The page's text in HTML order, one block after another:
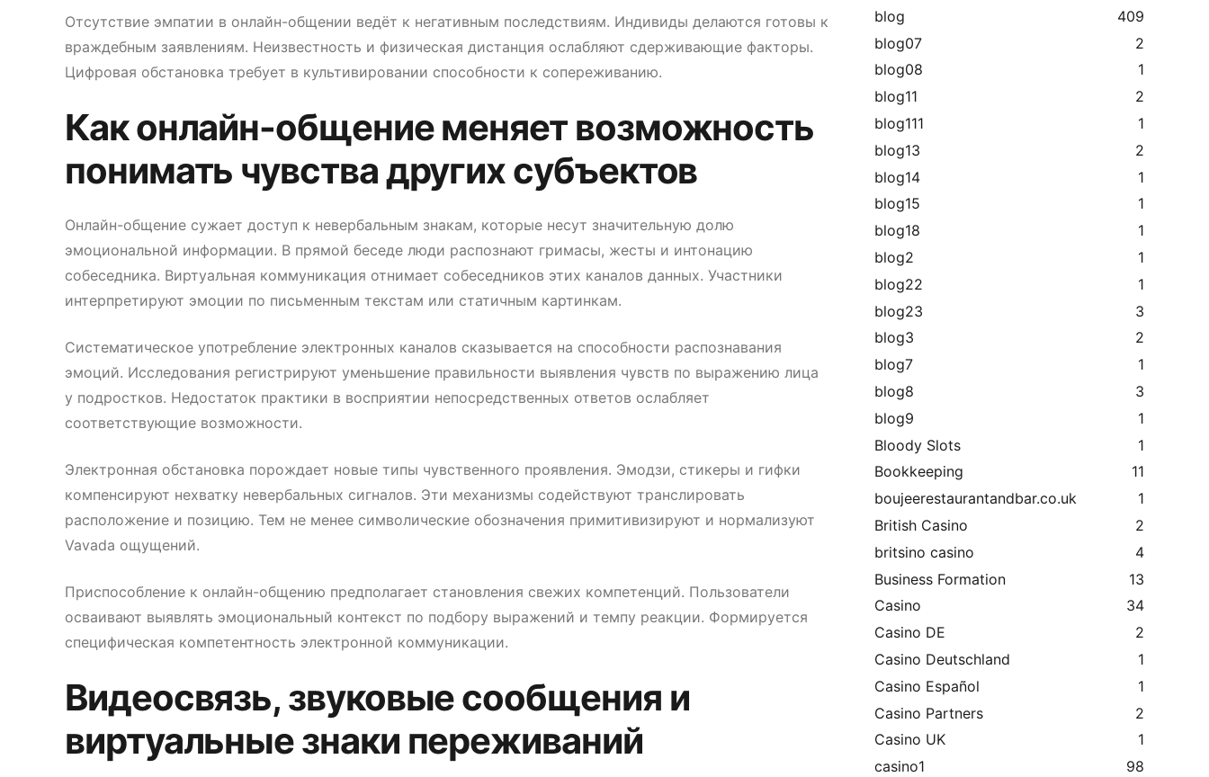
Отсутствие эмпатии в онлайн-общении ведёт к негативным последствиям. Индивиды делаются готовы к
враждебным заявлениям. Неизвестность и физическая дистанция ослабляют сдерживающие факторы.
Цифровая обстановка требует в культивировании способности к сопереживанию.
Как онлайн-общение меняет возможность
понимать чувства других субъектов
Онлайн-общение сужает доступ к невербальным знакам, которые несут значительную долю
эмоциональной информации. В прямой беседе люди распознают гримасы, жесты и интонацию
собеседника. Виртуальная коммуникация отнимает собеседников этих каналов данных. Участники
интерпретируют эмоции по письменным текстам или статичным картинкам.
Систематическое употребление электронных каналов сказывается на способности распознавания
эмоций. Исследования регистрируют уменьшение правильности выявления чувств по выражению лица
у подростков. Недостаток практики в восприятии непосредственных ответов ослабляет
соответствующие возможности.
Электронная обстановка порождает новые типы чувственного проявления. Эмодзи, стикеры и гифки
компенсируют нехватку невербальных сигналов. Эти механизмы содействуют транслировать
расположение и позицию. Тем не менее символические обозначения примитивизируют и нормализуют
Vavada ощущений.
Приспособление к онлайн-общению предполагает становления свежих компетенций. Пользователи
осваивают выявлять эмоциональный контекст по подбору выражений и темпу реакции. Формируется
специфическая компетентность электронной коммуникации.
Видеосвязь, звуковые сообщения и
виртуальные знаки переживаний
blog
409
blog07
2
blog08
1
blog11
2
blog111
1
blog13
2
blog14
1
blog15
1
blog18
1
blog2
1
blog22
1
blog23
3
blog3
2
blog7
1
blog8
3
blog9
1
Bloody Slots
1
Bookkeeping
11
boujeerestaurantandbar.co.uk
1
British Casino
2
britsino casino
4
Business Formation
13
Casino
34
Casino DE
2
Casino Deutschland
1
Casino Español
1
Casino Partners
2
Casino UK
1
casino1
98